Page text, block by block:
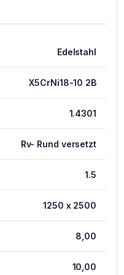
Edelstahl
X5CrNi18-10 2B
1.4301
Rv- Rund versetzt
1.5
1250 x 2500
8,00
10,00